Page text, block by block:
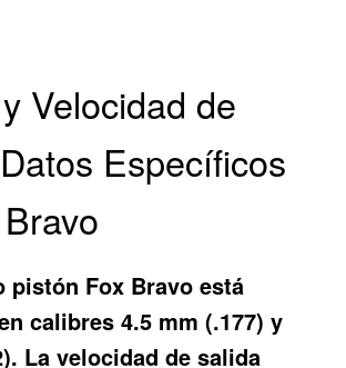
Velocidad de
Específicos
pistón Fox Bravo está
calibres 4.5 mm (.177) y
La velocidad de salida